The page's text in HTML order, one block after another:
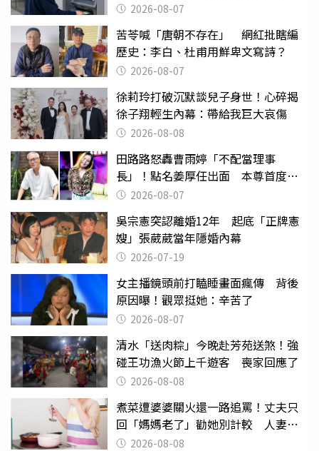
2026-08-07
苦苓喊「唐朝不存在」 網紅批瞎編
歷史：李白、杜甫用鮮卑文寫詩？
2026-08-07
徐莉玲打破沉默談兒子身世！心碎揭
徐子翔輕生內幕：帶給我巨大哀傷
2026-08-08
田路路怒轟曹雨婷「不配當理事
長」！點名姜厚任出面 本尊首度回
應了2026-08-07
吳宗憲突認離婚12年 起底「正牌憲
嫂」張葳葳當年隱婚內幕
2026-07-19
女主播鏡頭前打瞌睡畫面瘋傳 背後
原因曝！觀眾挺她：辛苦了
2026-08-07
清水「送肉粽」今晚赴芳苑送煞！強
碰王功漁火節上千遊客 喪家回應了
2026-08-08
煮菜遭婆婆關火還一路追罵！丈夫只
回「媽媽老了」勸她別計較 人妻超
崩潰：我像台傭
2026-08-08